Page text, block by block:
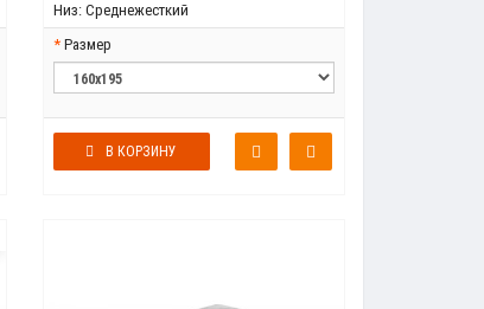
Низ: Среднежесткий
Размер
В КОРЗИНУ